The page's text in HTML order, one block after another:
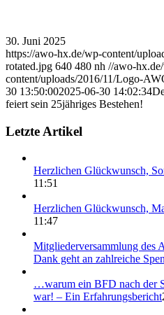
30. Juni 2025
https://awo-hx.de/wp-content/
rotated.jpg 640 480 nh //awo-
content/uploads/2016/11/Logo-
30 13:50:002025-06-30 14:02:34
feiert sein 25jähriges Bestehen!
Letzte Artikel
Herzlichen Glückwunsch,
11:51
Herzlichen Glückwunsch,
11:47
Mitgliederversammlung des
Dank geht an zahlreiche
…warum ein BFD nach der
war! – Ein Erfahrungsbericht